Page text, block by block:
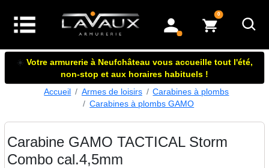
mon compte
0articles dans le panier
☀️ Votre armurerie à Neufchâteau vous accueille tout l'été,
non-stop et aux horaires habituels !
Accueil
Armes de loisirs
Carabines à plombs
Carabines à plombs GAMO
Carabine GAMO TACTICAL Storm
Combo cal.4,5mm